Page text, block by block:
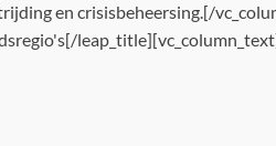
en crisisbeheersing.[/